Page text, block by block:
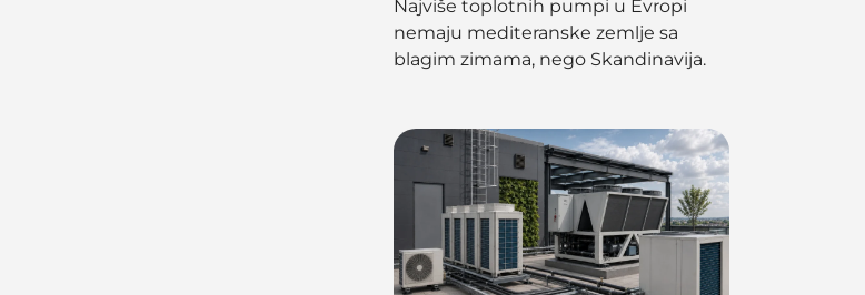
Najviše toplotnih pumpi u Evropi
nemaju mediteranske zemlje sa
blagim zimama, nego Skandinavija.